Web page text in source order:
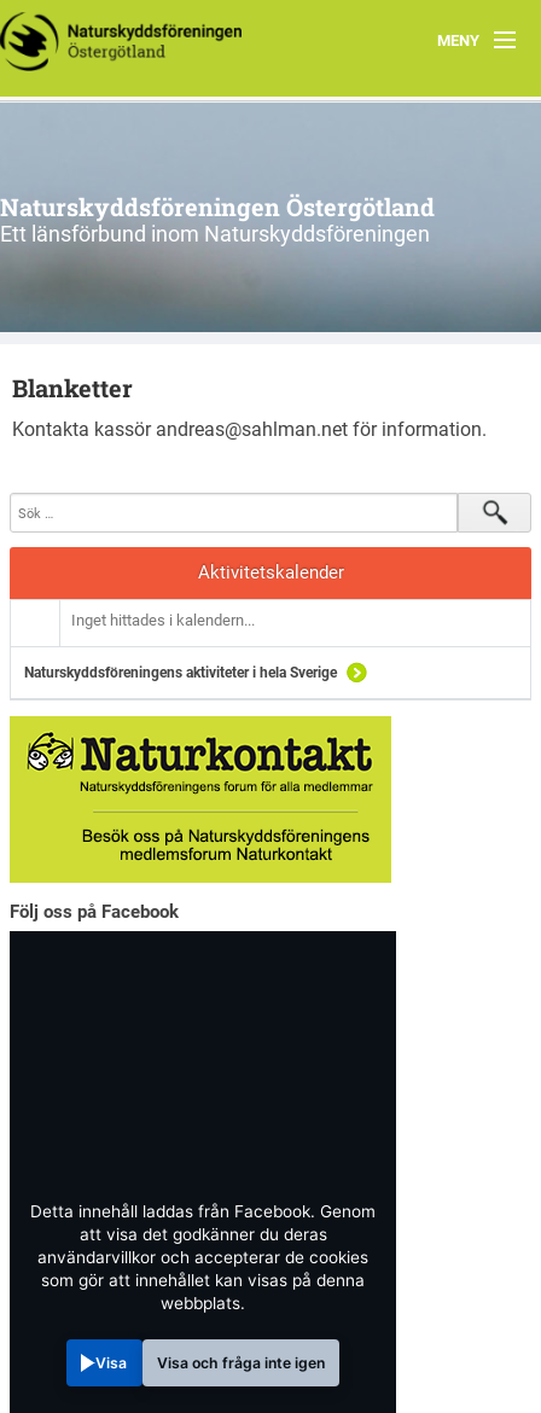
MENY
Aktuellt
Natur i Östergötland
Kretsar
Naturskyddsföreningen Östergötland
Ett länsförbund inom Naturskyddsföreningen
Blanketter
Kontakta kassör andreas@sahlman.net för information.
Aktivitetskalender
Inget hittades i kalendern...
Naturskyddsföreningens aktiviteter i hela Sverige
Följ oss på Facebook
Detta innehåll laddas från Facebook. Genom
att visa det godkänner du deras
användarvillkor och accepterar de cookies
som gör att innehållet kan visas på denna
webbplats.
Visa Visa och fråga inte igen